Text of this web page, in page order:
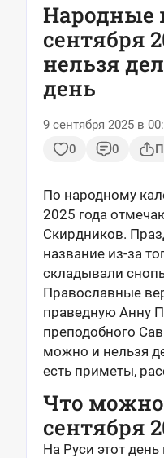
Народные
сентября
нельзя
день
9 сентября 2025 в
0
0
По народному
2025 года
Скирдников.
название из-за
складывали
Православные
праведную Анну
преподобного
можно и нельзя
есть приметы,
Что можно
сентября
На Руси этот